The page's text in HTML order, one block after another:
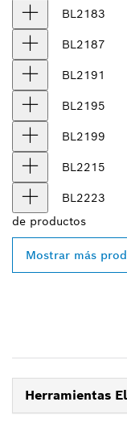
BL2183
BL2187
BL2191
BL2195
BL2199
BL2215
BL2223
de productos
Mostrar más
Herramientas